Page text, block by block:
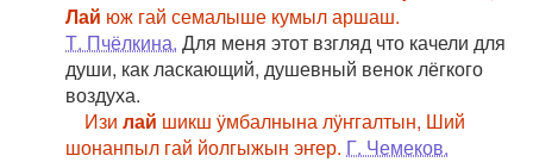
Лай юж гай семалыше кумыл аршаш.
Т. Пчёлкина. Для меня этот взгляд что качели для
души, как ласкающий, душевный венок лёгкого
воздуха.
Изи лай шикш ӱмбалнына лӱҥгалтын, Ший
шонанпыл гай йолгыжын эҥер. Г. Чемеков.